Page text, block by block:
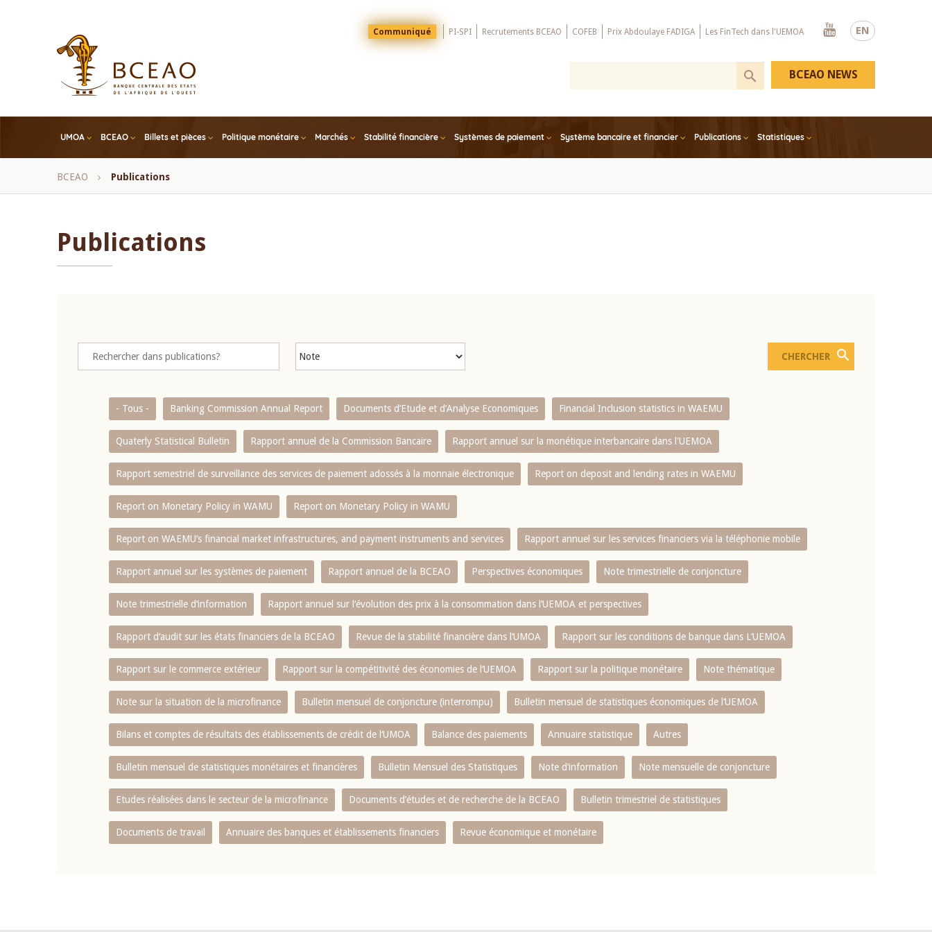
EN
Menu
Top
Communiqué PI-SPI Recrutements BCEAO COFEB Prix Abdoulaye FADIGA Les FinTech dans l'UEMOA
Youtube
UMOA BCEAO Billets et pièces Politique monétaire Marchés Stabilité financière Systèmes de paiement Système bancaire et financier Publications Statistiques
BCEAO NEWS
Fil
BCEAO Publications
Publications
- Tous - Banking Commission Annual Report Documents d’Etude et d’Analyse Economiques Financial Inclusion statistics in WAEMU
Quaterly Statistical Bulletin Rapport annuel de la Commission Bancaire Rapport annuel sur la monétique interbancaire dans l'UEMOA
Rapport semestriel de surveillance des services de paiement adossés à la monnaie électronique Report on deposit and lending rates in WAEMU
Report on Monetary Policy in WAMU Report on Monetary Policy in WAMU
Report on WAEMU’s financial market infrastructures, and payment instruments and services Rapport annuel sur les services financiers via la téléphonie mobile
Rapport annuel sur les systèmes de paiement Rapport annuel de la BCEAO Perspectives économiques Note trimestrielle de conjoncture
Note trimestrielle d‘information Rapport annuel sur l‘évolution des prix à la consommation dans l‘UEMOA et perspectives
Rapport d‘audit sur les états financiers de la BCEAO Revue de la stabilité financière dans l‘UMOA Rapport sur les conditions de banque dans L‘UEMOA
Rapport sur le commerce extérieur Rapport sur la compétitivité des économies de l‘UEMOA Rapport sur la politique monétaire Note thématique
Note sur la situation de la microfinance Bulletin mensuel de conjoncture (interrompu) Bulletin mensuel de statistiques économiques de l‘UEMOA
Bilans et comptes de résultats des établissements de crédit de l‘UMOA Balance des paiements Annuaire statistique Autres
Bulletin mensuel de statistiques monétaires et financières Bulletin Mensuel des Statistiques Note d’information Note mensuelle de conjoncture
Etudes réalisées dans le secteur de la microfinance Documents d’études et de recherche de la BCEAO Bulletin trimestriel de statistiques
Documents de travail Annuaire des banques et établissements financiers Revue économique et monétaire